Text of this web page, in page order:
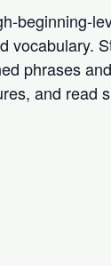
beginning-
vocabulary.
phrases
and read